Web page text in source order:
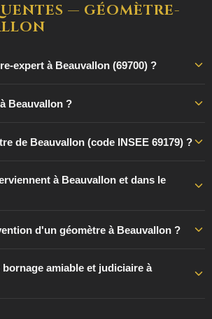
— GÉOMÈTRE-
expert à Beauvallon (69700) ?
Beauvallon ?
de Beauvallon (code INSEE 69179) ?
à Beauvallon et dans le
d'un géomètre à Beauvallon ?
amiable et judiciaire à